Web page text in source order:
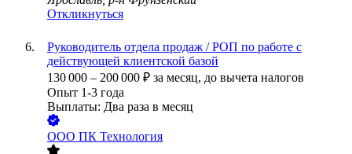
Откликнуться
Руководитель отдела продаж / РОП по работе с
действующей клиентской базой
130 000 – 200 000 ₽ за месяц, до вычета налогов
Опыт 1-3 года
Выплаты: Два раза в месяц
ООО ПК Технология